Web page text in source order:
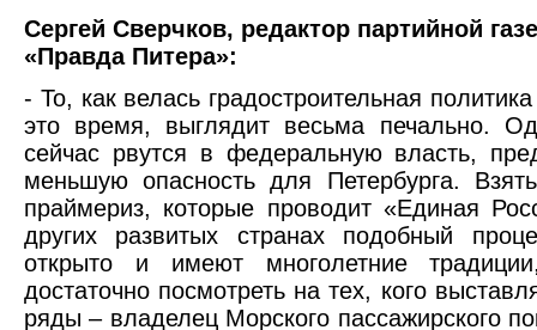
Сергей Сверчков, редактор партийной
«Правда Питера»:
- То, как велась градостроительная
это время, выглядит весьма печально.
сейчас рвутся в федеральную власть,
меньшую опасность для Петербурга.
праймериз, которые проводит «Единая
других развитых странах подобный
открыто и имеют многолетние
достаточно посмотреть на тех, кого
ряды – владелец Морского пассажирского